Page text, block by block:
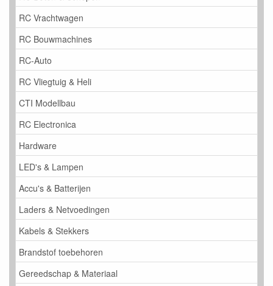
RC Vrachtwagen
RC Bouwmachines
RC-Auto
RC Vliegtuig & Heli
CTI Modellbau
RC Electronica
Hardware
LED's & Lampen
Accu's & Batterijen
Laders & Netvoedingen
Kabels & Stekkers
Brandstof toebehoren
Gereedschap & Materiaal